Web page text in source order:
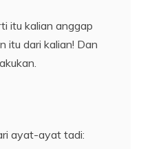
itu kalian anggap
itu dari kalian! Dan
ayat-ayat tadi: